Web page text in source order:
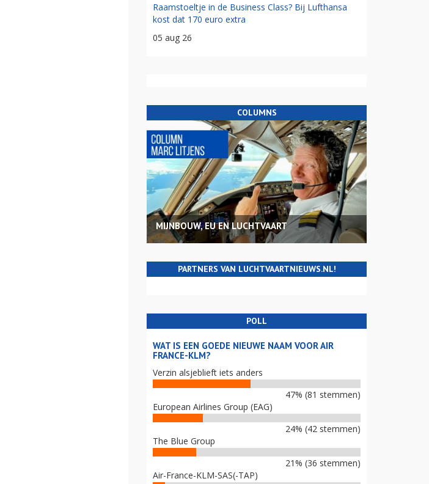
Raamstoeltje in de Business Class? Bij Lufthansa
kost dat 170 euro extra
05 aug 26
COLUMNS
MIJNBOUW, EU EN LUCHTVAART
PARTNERS VAN LUCHTVAARTNIEUWS.NL!
POLL
WAT IS EEN GOEDE NIEUWE NAAM VOOR AIR
FRANCE-KLM?
Verzin alsjeblieft iets anders
47% (81 stemmen)
European Airlines Group (EAG)
24% (42 stemmen)
The Blue Group
21% (36 stemmen)
Air-France-KLM-SAS(-TAP)